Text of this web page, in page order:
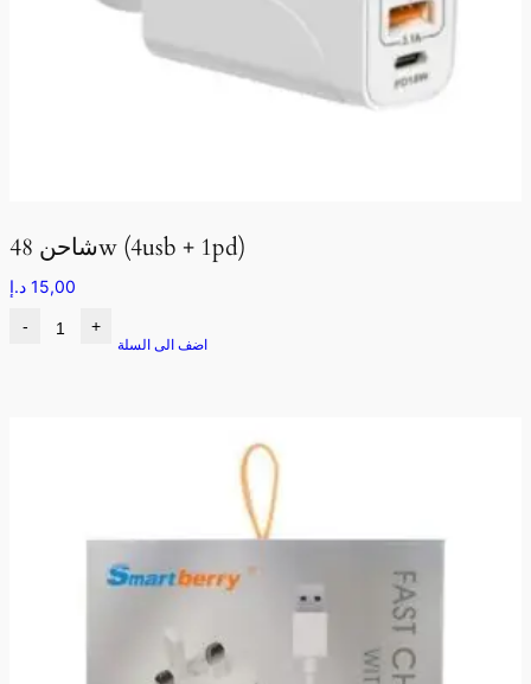
شاحن 48w (4usb + 1pd)
15,00 د.إ
- +
اضف الى السلة